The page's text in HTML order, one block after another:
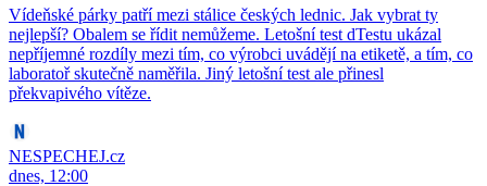
Vídeňské párky patří mezi stálice českých lednic. Jak vybrat ty
nejlepší? Obalem se řídit nemůžeme. Letošní test dTestu ukázal
nepříjemné rozdíly mezi tím, co výrobci uvádějí na etiketě, a tím, co
laboratoř skutečně naměřila. Jiný letošní test ale přinesl
překvapivého vítěze.
NESPECHEJ.cz
dnes, 12:00